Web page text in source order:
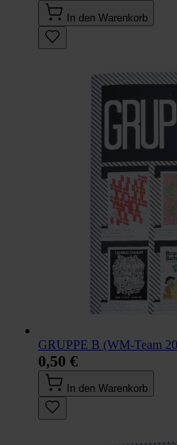
In den Warenkorb
GRUPPE B (WM-Team
0,50 €
In den Warenkorb